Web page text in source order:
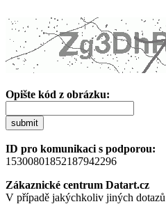
Opište kód z obrázku:
submit
ID pro komunikaci s podporou:
15300801852187942296
Zákaznické centrum Datart.cz
V případě jakýchkoliv jiných dotazů